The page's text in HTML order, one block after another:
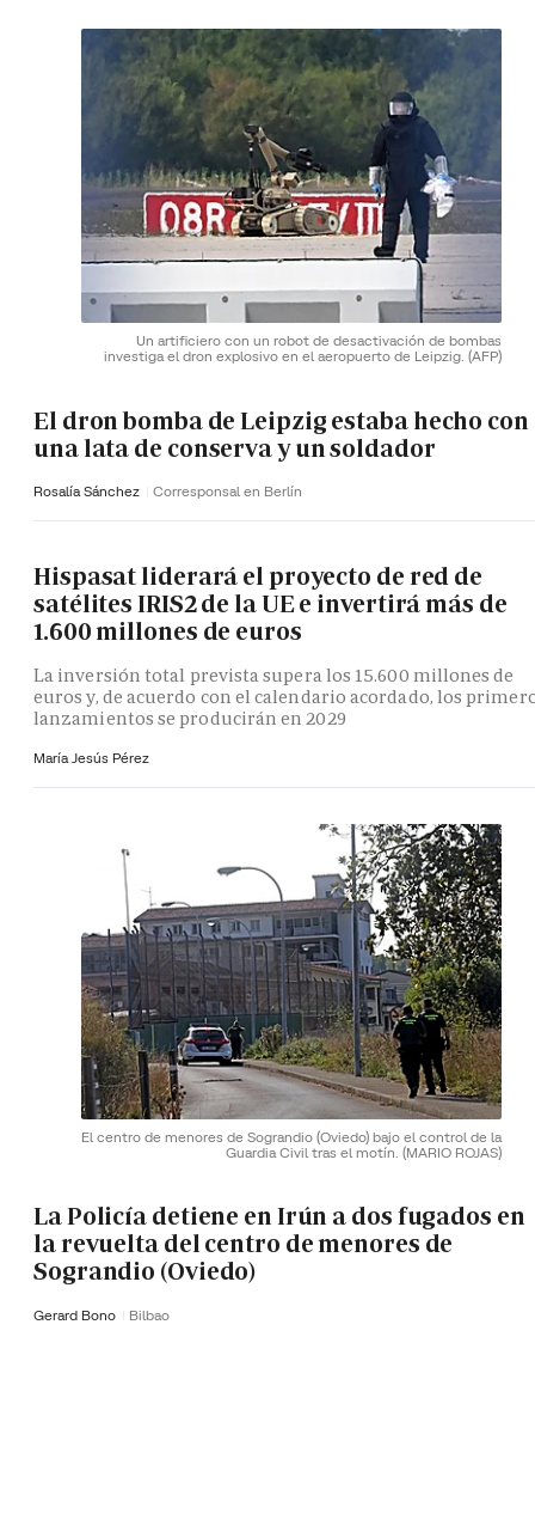
Un artificiero con un robot de desactivación de bombas
investiga el dron explosivo en el aeropuerto de Leipzig. (AFP)
El dron bomba de Leipzig estaba hecho con
una lata de conserva y un soldador
Rosalía Sánchez Corresponsal en Berlín
Hispasat liderará el proyecto de red de
satélites IRIS2 de la UE e invertirá más de
1.600 millones de euros
La inversión total prevista supera los 15.600 millones de
euros y, de acuerdo con el calendario acordado, los
lanzamientos se producirán en 2029
María Jesús Pérez
El centro de menores de Sograndio (Oviedo) bajo el control de la
Guardia Civil tras el motín. (MARIO ROJAS)
La Policía detiene en Irún a dos fugados en
la revuelta del centro de menores de
Sograndio (Oviedo)
Gerard Bono Bilbao